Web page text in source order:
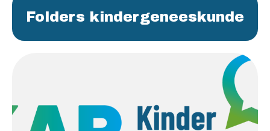
Folders kindergeneeskunde